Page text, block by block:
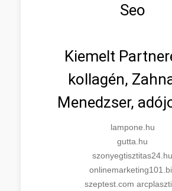
Seo
Kiemelt
kollagén,
Menedzser,
lampone.hu
gutta.hu
szonyegtisztitas24.hu
szeptest.com